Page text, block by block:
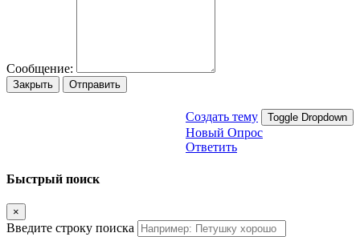
Сообщение:
Закрыть Отправить
Создать тему Toggle Dropdown
Новый Опрос
Ответить
Быстрый поиск
×
Введите строку поиска